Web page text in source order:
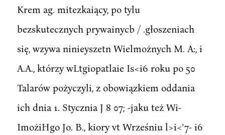
Krem ag. mitezkaiący, po tylu
bezskutecznych prywainycb / .głoszeniach
się, wzywa ninieyszetn Wielmożnych M. A:, i
A.A., którzy wLtgiopatlaie Is<i6 roku po 50
Talarów pożyczyli, z obowiązkiem oddania
ich dnia 1. Stycznia J 8 07; -jaku też Wi-
ImożiHgo Jo. B., kiory vt Wrześniu l>i<'7- i6